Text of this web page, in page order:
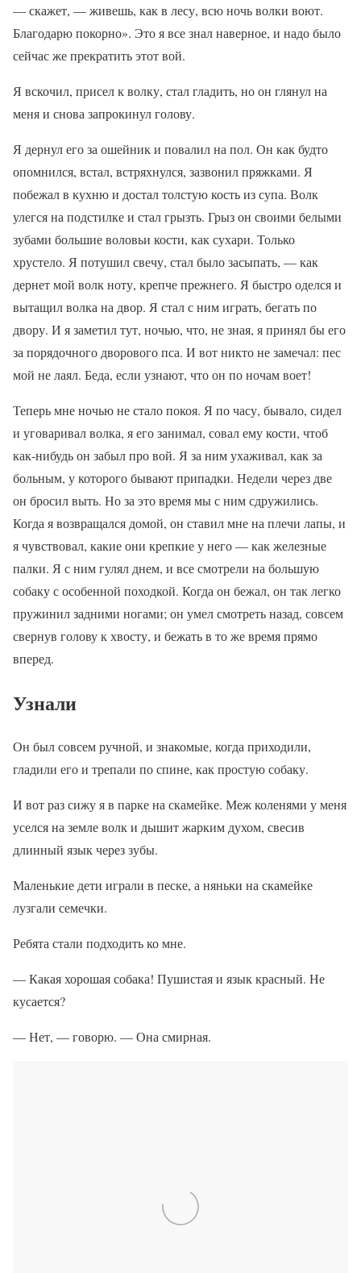
— скажет, — живешь, как в лесу, всю ночь волки воют.
Благодарю покорно». Это я все знал наверное, и надо было
сейчас же прекратить этот вой.
Я вскочил, присел к волку, стал гладить, но он глянул на
меня и снова запрокинул голову.
Я дернул его за ошейник и повалил на пол. Он как будто
опомнился, встал, встряхнулся, зазвонил пряжками. Я
побежал в кухню и достал толстую кость из супа. Волк
улегся на подстилке и стал грызть. Грыз он своими белыми
зубами большие воловьи кости, как сухари. Только
хрустело. Я потушил свечу, стал было засыпать, — как
дернет мой волк ноту, крепче прежнего. Я быстро оделся и
вытащил волка на двор. Я стал с ним играть, бегать по
двору. И я заметил тут, ночью, что, не зная, я принял бы его
за порядочного дворового пса. И вот никто не замечал: пес
мой не лаял. Беда, если узнают, что он по ночам воет!
Теперь мне ночью не стало покоя. Я по часу, бывало, сидел
и уговаривал волка, я его занимал, совал ему кости, чтоб
как-нибудь он забыл про вой. Я за ним ухаживал, как за
больным, у которого бывают припадки. Недели через две
он бросил выть. Но за это время мы с ним сдружились.
Когда я возвращался домой, он ставил мне на плечи лапы, и
я чувствовал, какие они крепкие у него — как железные
палки. Я с ним гулял днем, и все смотрели на большую
собаку с особенной походкой. Когда он бежал, он так легко
пружинил задними ногами; он умел смотреть назад, совсем
свернув голову к хвосту, и бежать в то же время прямо
вперед.
Узнали
Он был совсем ручной, и знакомые, когда приходили,
гладили его и трепали по спине, как простую собаку.
И вот раз сижу я в парке на скамейке. Меж коленями у меня
уселся на земле волк и дышит жарким духом, свесив
длинный язык через зубы.
Маленькие дети играли в песке, а няньки на скамейке
лузгали семечки.
Ребята стали подходить ко мне.
— Какая хорошая собака! Пушистая и язык красный. Не
кусается?
— Нет, — говорю. — Она смирная.